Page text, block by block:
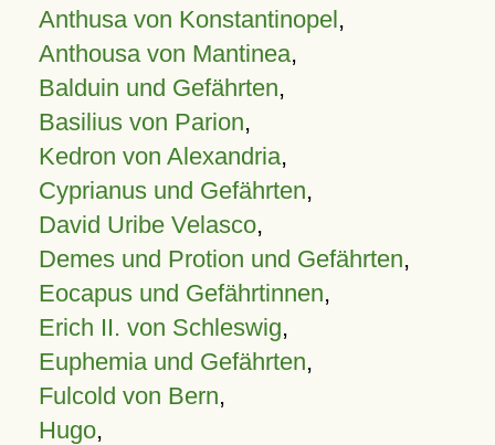
Anthusa von Konstantinopel,
Anthousa von Mantinea,
Balduin und Gefährten,
Basilius von Parion,
Kedron von Alexandria,
Cyprianus und Gefährten,
David Uribe Velasco,
Demes und Protion und Gefährten,
Eocapus und Gefährtinnen,
Erich II. von Schleswig,
Euphemia und Gefährten,
Fulcold von Bern,
Hugo,